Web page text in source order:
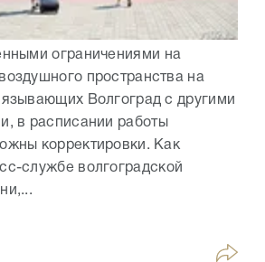
ограничениями на
пространства на
Волгоград с другими
в расписании работы
корректировки. Как
службе волгоградской